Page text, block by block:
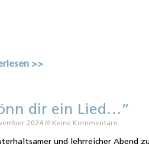
>>
dir ein Lied…“
2024 Keine Kommentare
und lehrreicher Abend